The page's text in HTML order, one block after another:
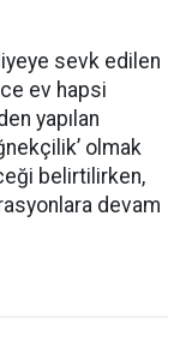
sevk edilen
ev hapsi
yapılan
olmak
belirtilirken,
devam